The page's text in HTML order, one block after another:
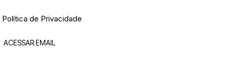
Política de Privacidade
ACESSAR EMAIL